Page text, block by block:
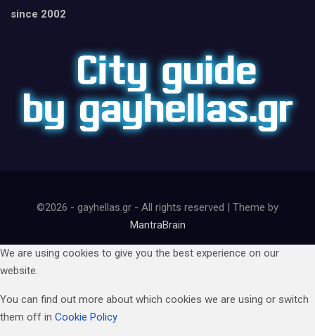
since 2002
©2026 - gayhellas.gr - All rights reserved | Theme by
MantraBrain
We are using cookies to give you the best experience on our
website.
You can find out more about which cookies we are using or switch
them off in Cookie Policy